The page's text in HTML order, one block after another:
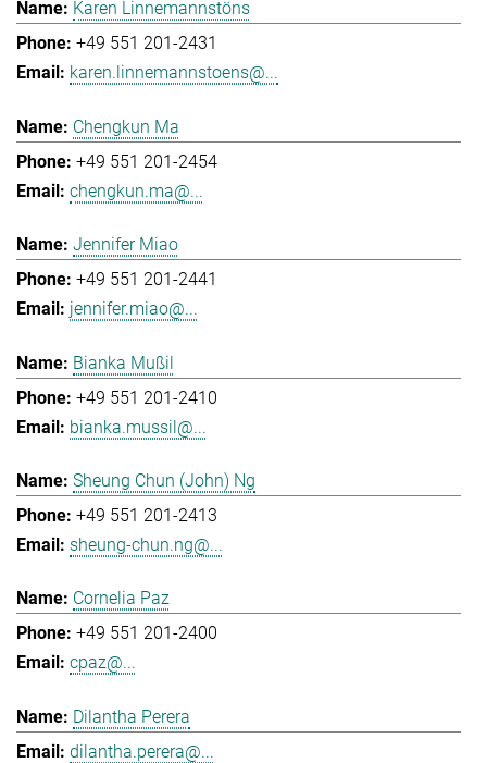
Karen Linnemannstöns
+49 551 201-2431
karen.linnemannstoens@...
Chengkun Ma
+49 551 201-2454
chengkun.ma@...
Jennifer Miao
+49 551 201-2441
jennifer.miao@...
Bianka Mußil
+49 551 201-2410
bianka.mussil@...
Sheung Chun (John) Ng
+49 551 201-2413
sheung-chun.ng@...
Cornelia Paz
+49 551 201-2400
cpaz@...
Dilantha Perera
dilantha.perera@...